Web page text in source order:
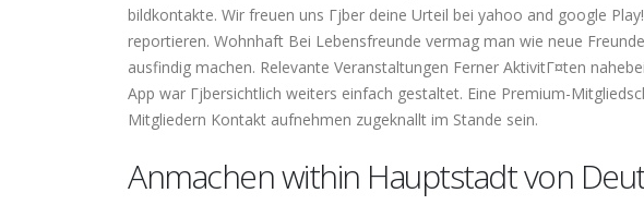
bildkontakte. Wir freuen uns Гјber deine Urteil bei yahoo and google
reportieren. Wohnhaft Bei Lebensfreunde vermag man wie neue
ausfindig machen. Relevante Veranstaltungen Ferner AktivitГ¤ten
App war Гјbersichtlich weiters einfach gestaltet. Eine Premium-
Mitgliedern Kontakt aufnehmen zugeknallt im Stande sein.
Anmachen within Hauptstadt von